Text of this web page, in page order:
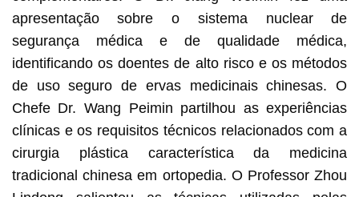
apresentação sobre o sistema nuclear de
segurança médica e de qualidade médica,
identificando os doentes de alto risco e os métodos
de uso seguro de ervas medicinais chinesas. O
Chefe Dr. Wang Peimin partilhou as experiências
clínicas e os requisitos técnicos relacionados com a
cirurgia plástica característica da medicina
tradicional chinesa em ortopedia. O Professor Zhou